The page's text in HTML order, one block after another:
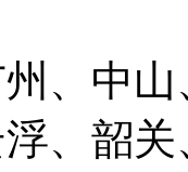
、中
、韶